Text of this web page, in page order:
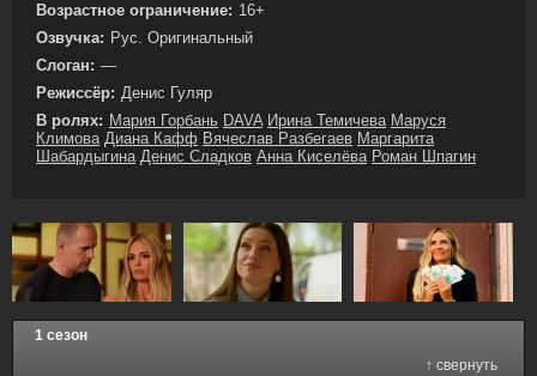
Возрастное ограничение: 16+
Озвучка: Рус. Оригинальный
Слоган: —
Режиссёр: Денис Гуляр
В ролях: Мария Горбань DAVA Ирина Темичева Маруся
Климова Диана Кафф Вячеслав Разбегаев Маргарита
Шабардыгина Денис Сладков Анна Киселёва Роман Шпагин
1 сезон
↑ свернуть